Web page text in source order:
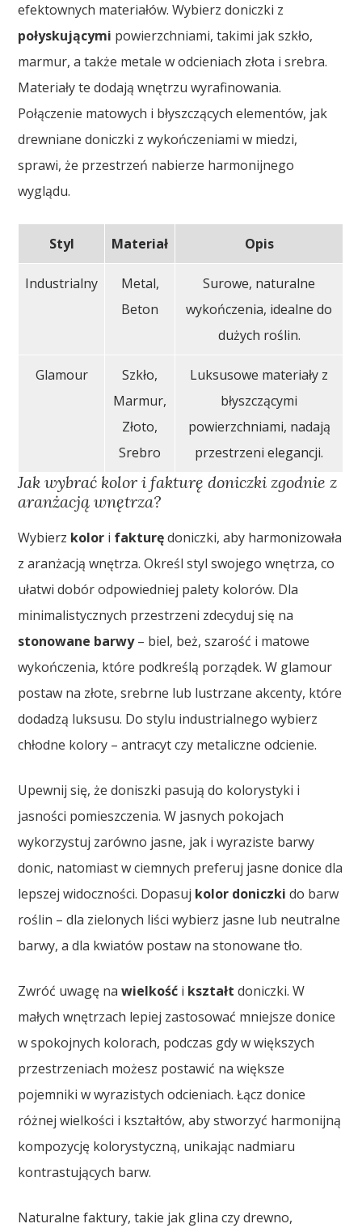
efektownych materiałów. Wybierz doniczki z
połyskującymi powierzchniami, takimi jak szkło,
marmur, a także metale w odcieniach złota i srebra.
Materiały te dodają wnętrzu wyrafinowania.
Połączenie matowych i błyszczących elementów, jak
drewniane doniczki z wykończeniami w miedzi,
sprawi, że przestrzeń nabierze harmonijnego
wyglądu.
Styl Materiał Opis
Industrialny
Metal,
Beton
Surowe, naturalne
wykończenia, idealne do
dużych roślin.
Glamour
Szkło,
Marmur,
Złoto,
Srebro
Luksusowe materiały z
błyszczącymi
powierzchniami, nadają
przestrzeni elegancji.
Jak wybrać kolor i fakturę doniczki zgodnie z
aranżacją wnętrza?
Wybierz kolor i fakturędoniczki, aby harmonizowała
z aranżacją wnętrza. Określ styl swojego wnętrza, co
ułatwi dobór odpowiedniej palety kolorów. Dla
minimalistycznych przestrzeni zdecyduj się na
stonowane barwy– biel, beż, szarość i matowe
wykończenia, które podkreślą porządek. W glamour
postaw na złote, srebrne lub lustrzane akcenty, które
dodadzą luksusu. Do stylu industrialnego wybierz
chłodne kolory – antracyt czy metaliczne odcienie.
Upewnij się, że doniszki pasują do kolorystyki i
jasności pomieszczenia. W jasnych pokojach
wykorzystuj zarówno jasne, jak i wyraziste barwy
donic, natomiast w ciemnych preferuj jasne donice dla
lepszej widoczności. Dopasuj kolor doniczki do barw
roślin – dla zielonych liści wybierz jasne lub neutralne
barwy, a dla kwiatów postaw na stonowane tło.
Zwróć uwagę nawielkość i kształt doniczki. W
małych wnętrzach lepiej zastosować mniejsze donice
w spokojnych kolorach, podczas gdy w większych
przestrzeniach możesz postawić na większe
pojemniki w wyrazistych odcieniach. Łącz donice
różnej wielkości i kształtów, aby stworzyć harmonijną
kompozycję kolorystyczną, unikając nadmiaru
kontrastujących barw.
Naturalne faktury, takie jak glina czy drewno,